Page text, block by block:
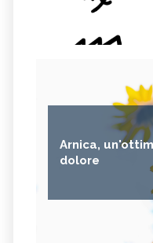
Arnica,
dolore